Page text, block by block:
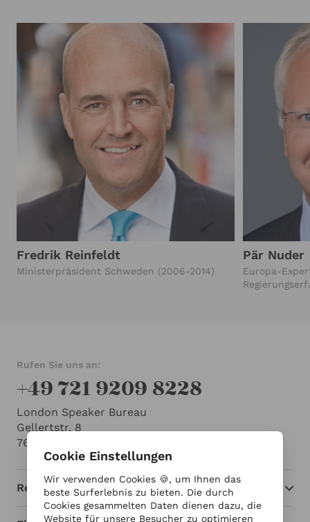
Fredrik Reinfeldt
Ministerpräsident Schweden (2006-2014)
Pär Nuder
Europa-
Rufen Sie uns an:
+49 721 9209 8228
London Speaker Bureau
Gellertstr. 8
76185 Karlsruhe
Redner
Cookie Einstellungen
Wir verwenden Cookies 🍪, um Ihnen das
beste Surferlebnis zu bieten. Die durch
Cookies gesammelten Daten dienen dazu, die
Website für unsere Besucher zu optimieren